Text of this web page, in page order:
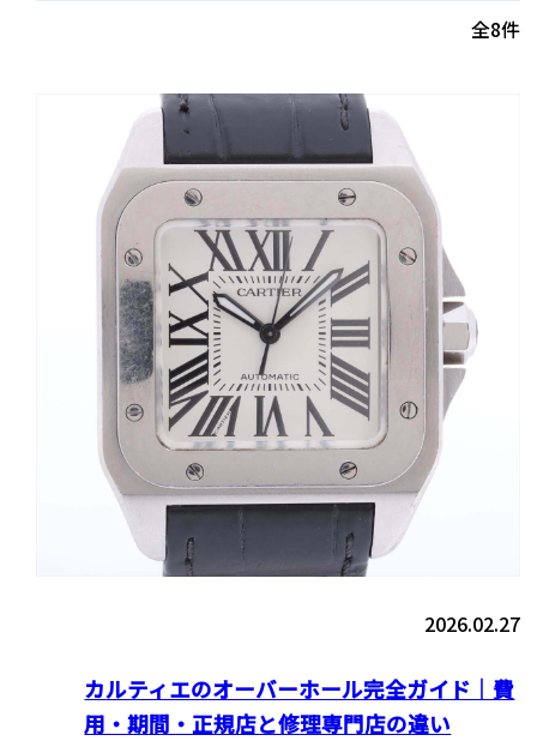
全8件
2026.02.27
カルティエのオーバーホール完全ガイド｜費
用・期間・正規店と修理専門店の違い